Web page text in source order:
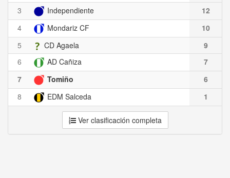
3
Independiente
12
4
Mondariz CF
10
5
CD Agaela
9
6
AD Cañiza
7
7
Tomiño
6
8
EDM Salceda 1
Ver clasificación completa